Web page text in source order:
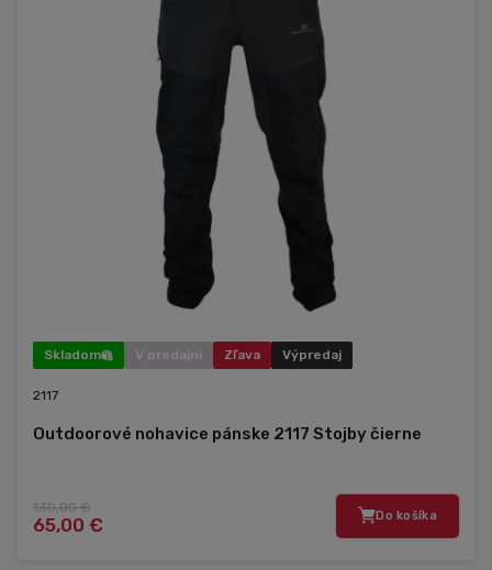
Skladom V predajni Zľava Výpredaj
2117
Outdoorové nohavice pánske 2117 Stojby čierne
130,00 €
65,00 € Do košíka